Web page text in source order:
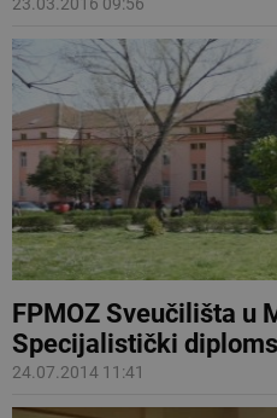
23.03.2016 09:56
FPMOZ Sveučilišta u
Specijalistički
24.07.2014 11:41